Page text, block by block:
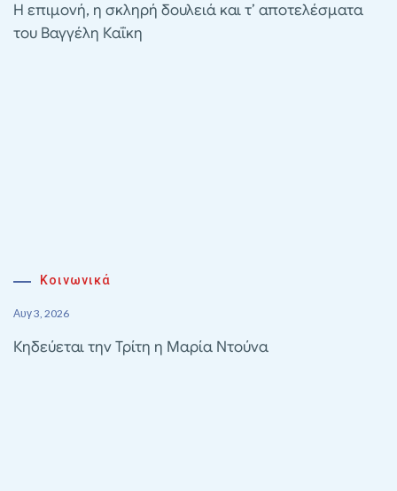
Η επιμονή, η σκληρή δουλειά και τ’ αποτελέσματα
του Βαγγέλη Καΐκη
Κοινωνικά
Αυγ 3, 2026
Κηδεύεται την Τρίτη η Μαρία Ντούνα